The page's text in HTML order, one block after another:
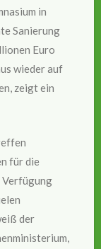
in
Sanierung
Euro
wieder auf
zeigt ein
für die
der